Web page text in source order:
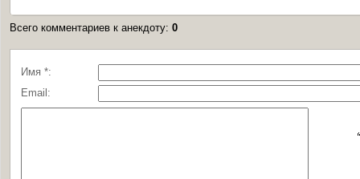
Всего комментариев к анекдоту: 0
Имя *:
Email: